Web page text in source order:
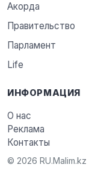
Акорда
Правительство
Парламент
Life
ИНФОРМАЦИЯ
О нас
Реклама
Контакты
© 2026 RU.Malim.kz